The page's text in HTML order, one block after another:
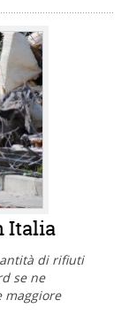
Italia
di rifiuti
se ne
maggiore